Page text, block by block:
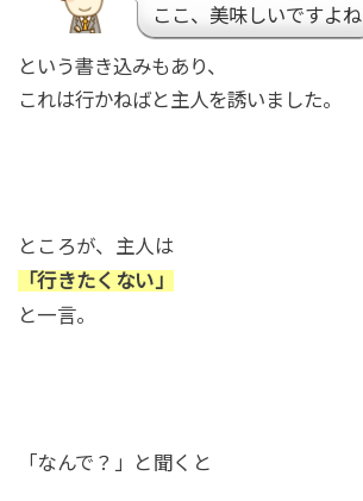
ここ、美味しいですよね
という書き込みもあり、
これは行かねばと主人を誘いました。
ところが、主人は
「行きたくない」
と一言。
「なんで？」と聞くと